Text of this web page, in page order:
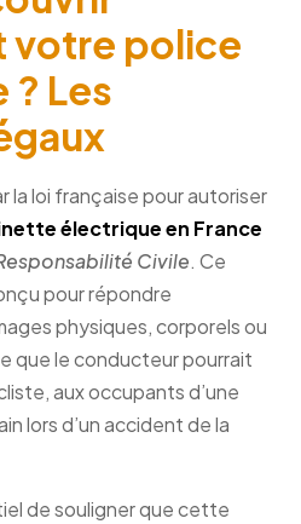
votre police
? Les
la loi française pour autoriser
électrique en France
Civile. Ce
pour répondre
physiques, corporels ou
que le conducteur pourrait
aux occupants d’une
lors d’un accident de la
de souligner que cette